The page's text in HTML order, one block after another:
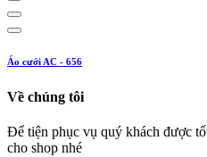
Áo cưới AC - 656
Về chúng tôi
Để tiện phục vụ quý khách được
cho shop nhé